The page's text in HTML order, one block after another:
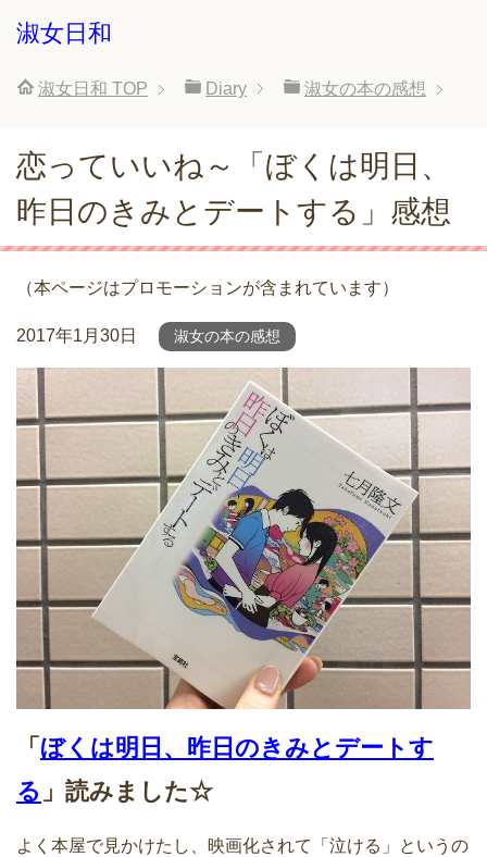
淑女日和
淑女日和 TOP Diary 淑女の本の感想
恋っていいね～「ぼくは明日、
昨日のきみとデートする」感想
（本ページはプロモーションが含まれています）
2017年1月30日 淑女の本の感想
「 ぼくは明日、昨日のきみとデートす
る 」読みました☆
よく本屋で見かけたし、映画化されて「泣ける」というの